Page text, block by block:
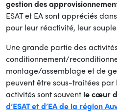
gestion des
ESAT et EA sont appréciés
pour leur réactivité, leur
Une grande partie des
conditionnement/
montage/assemblage et de
peuvent être sous-traitées par
activités sont souvent le cœur
d’ESAT et d’EA de la région